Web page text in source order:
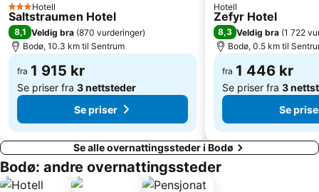
3 Stjerner
Hotell
Saltstraumen Hotel
8,1 Veldig bra (870 vurderinger)
Bodø, 10.3 km til Sentrum
fra 1 915 kr
Se priser fra 3 nettsteder
Se priser
Hotell
Zefyr Hotel
8,3 Veldig bra (1 722
Bodø, 0.5 km til
fra 1 446 kr
Se priser fra 3
Se
Se alle overnattingssteder i Bodø
Bodø: andre overnattingssteder